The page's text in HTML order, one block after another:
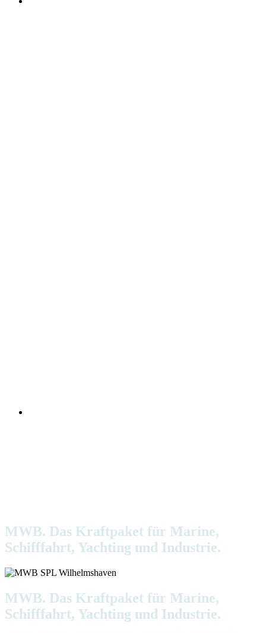
MWB. Das Kraftpaket für Marine,
Schifffahrt, Yachting und Industrie.
MWB. Das Kraftpaket für Marine,
Schifffahrt, Yachting und Industrie.